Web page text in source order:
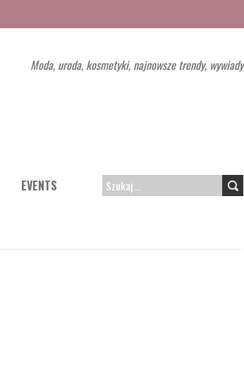
Moda, uroda, kosmetyki, najnowsze trendy, wywiady
EVENTS SZUKAJ: